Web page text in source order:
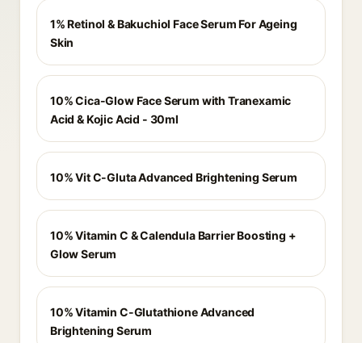
1% Retinol & Bakuchiol Face Serum For Ageing
Skin
10% Cica-Glow Face Serum with Tranexamic
Acid & Kojic Acid - 30ml
10% Vit C-Gluta Advanced Brightening Serum
10% Vitamin C & Calendula Barrier Boosting +
Glow Serum
10% Vitamin C-Glutathione Advanced
Brightening Serum